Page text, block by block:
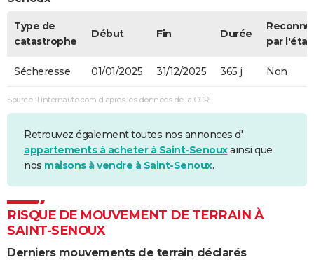
Type de
catastrophe
Début Fin Durée
par l'état
Sécheresse 01/01/2025 31/12/2025 365 j Non
Source : Linternaute.com d'après les données de la CCR
Retrouvez également toutes nos annonces d'
appartements à acheter à Saint-Senouxainsi que
nos maisons à vendre à Saint-Senoux.
RISQUE DE MOUVEMENT DE TERRAIN À
SAINT-SENOUX
Derniers mouvements de terrain déclarés